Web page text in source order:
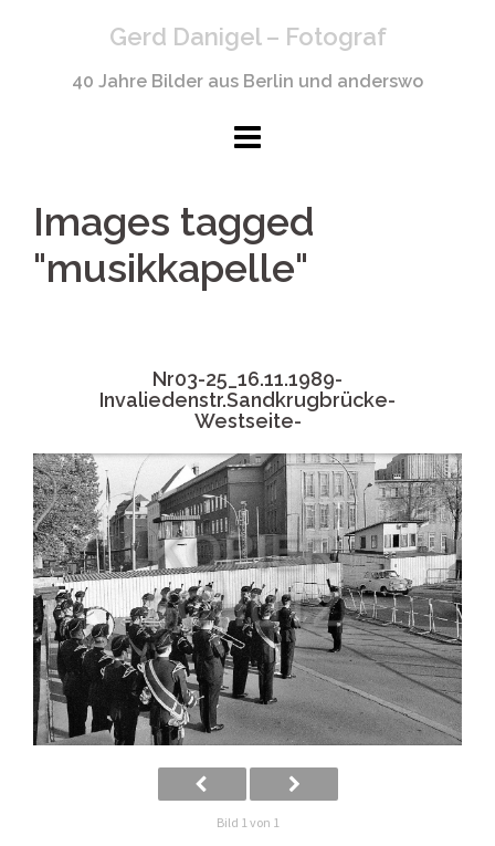
Gerd Danigel – Fotograf
40 Jahre Bilder aus Berlin und anderswo
Images tagged
"musikkapelle"
Nr03-25_16.11.1989-
Invaliedenstr.Sandkrugbrücke-
Westseite-
Bild 1 von 1